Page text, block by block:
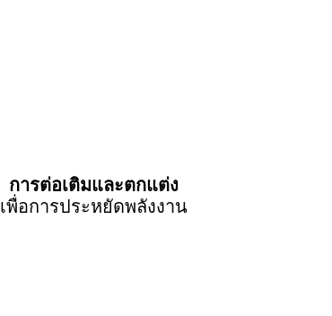
การต่อเติมและตกแต่ง
เพื่อการประหยัดพลังงาน